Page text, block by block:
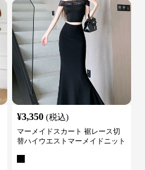
¥3,350 (税込)
マーメイドスカート 裾レース切
替ハイウエストマーメイドニット